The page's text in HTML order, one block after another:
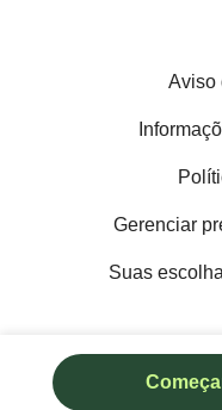
Ajuda com contas
Sites de crowdfunding
Aviso
Gerenciar
Suas